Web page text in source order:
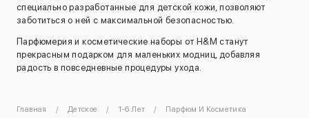
специально разработанные для детской кожи, позволяют
заботиться о ней с максимальной безопасностью.
Парфюмерия и косметические наборы от H&M станут
прекрасным подарком для маленьких модниц, добавляя
радость в повседневные процедуры ухода.
Главная Детское 1-6 Лет Парфюм И Косметика